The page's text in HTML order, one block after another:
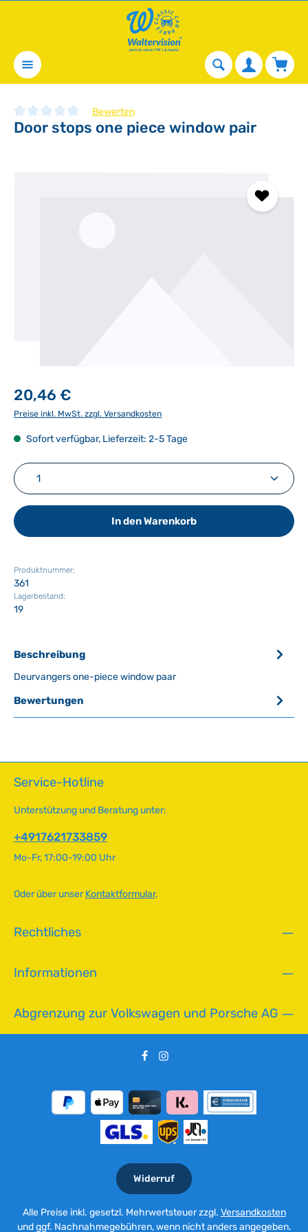
Durchschnittliche Bewertung von 0 von 5 Sternen
Bewerten
Door stops one piece window pair
20,46 €
Preise inkl. MwSt. zzgl. Versandkosten
Sofort verfügbar, Lieferzeit: 2-5 Tage
Produkt Anzahl: Gib den gewünschten Wert ein
In den Warenkorb
Produktnummer:
361
Lagerbestand:
19
Beschreibung
Deurvangers one-piece window paar
Bewertungen
Service-Hotline
Unterstützung und Beratung unter:
+4917621733859
Mo-Fr, 17:00-19:00 Uhr
Oder über unserKontaktformular.
Rechtliches
Informationen
Abgrenzung zur Volkswagen und Porsche AG
Widerruf
Alle Preise inkl. gesetzl. Mehrwertsteuer zzgl. Versandkosten
und ggf. Nachnahmegebühren, wenn nicht anders angegeben.